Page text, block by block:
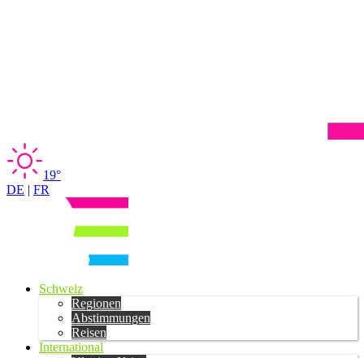
19°
DE | FR
Schweiz
Regionen
Abstimmungen
Reisen
International